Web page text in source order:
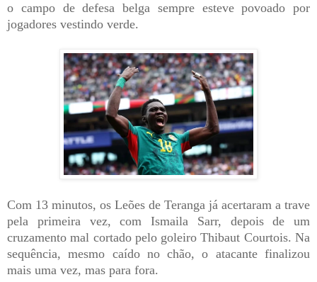
o campo de defesa belga sempre esteve povoado por
jogadores vestindo verde.
Com 13 minutos, os Leões de Teranga já acertaram a trave
pela primeira vez, com Ismaila Sarr, depois de um
cruzamento mal cortado pelo goleiro Thibaut Courtois. Na
sequência, mesmo caído no chão, o atacante finalizou
mais uma vez, mas para fora.